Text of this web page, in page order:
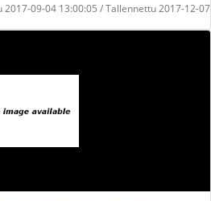
2017-09-04 13:00:05 / Tallennettu 2017-12-07